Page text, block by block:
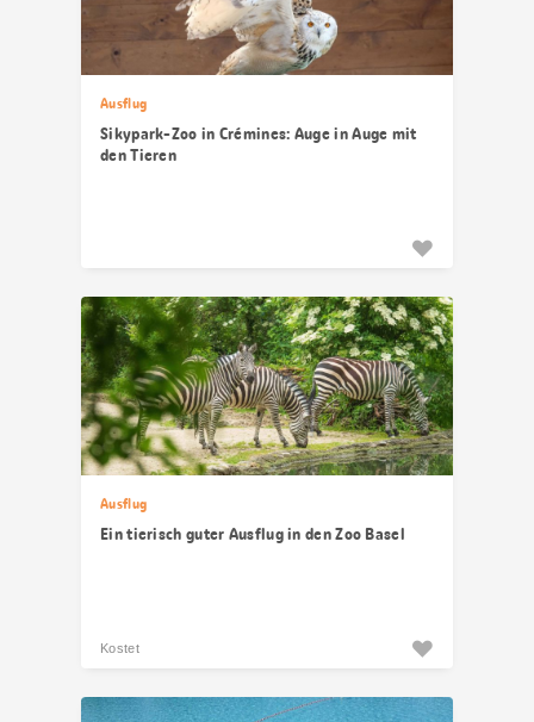
Ausflug
Sikypark-Zoo in Crémines: Auge in Auge mit
den Tieren
Ausflug
Ein tierisch guter Ausflug in den Zoo Basel
Kostet